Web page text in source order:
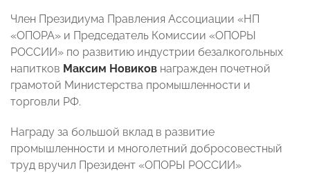
Член Президиума Правления Ассоциации «НП
«ОПОРА» и Председатель Комиссии «ОПОРЫ
РОССИИ» по развитию индустрии безалкогольных
напитков Максим Новиков награжден почетной
грамотой Министерства промышленности и
торговли РФ.
Награду за большой вклад в развитие
промышленности и многолетний добросовестный
труд вручил Президент «ОПОРЫ РОССИИ»